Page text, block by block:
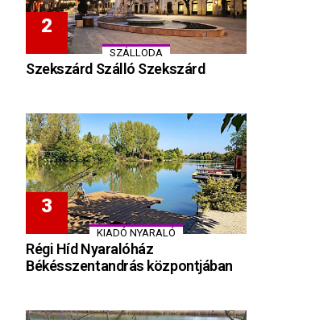
SZÁLLODA
Szekszárd Szálló Szekszárd
KIADÓ NYARALÓ
Régi Híd Nyaralóház
Békésszentandrás központjában